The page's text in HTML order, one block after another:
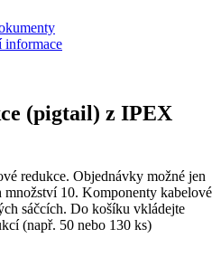
informace
(pigtail) z IPEX
redukce. Objednávky možné jen
10. Komponenty kabelové
sáčcích. Do košíku vkládejte
(např. 50 nebo 130 ks)